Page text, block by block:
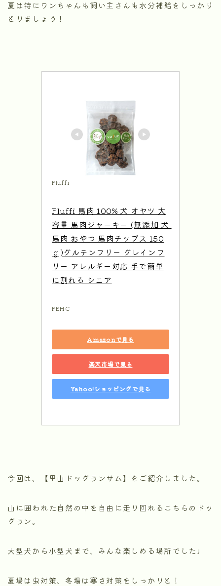
夏は特にワンちゃんも飼い主さんも水分補給をしっかり
とりましょう！
Fluffi
Fluffi 馬肉 100% 犬 オヤツ 大
容量 馬肉ジャーキー (無添加 犬
馬肉 おやつ 馬肉チップス 150
ｇ)グルテンフリー グレインフ
リー アレルギー対応 手で簡単
に割れる シニア
FEHC
Amazonで見る
楽天市場で見る
Yahoo!ショッピングで見る
今回は、【里山ドッグランサム】をご紹介しました。
山に囲われた自然の中を自由に走り回れるこちらのドッ
グラン。
大型犬から小型犬まで、みんな楽しめる場所でした♩
夏場は虫対策、冬場は寒さ対策をしっかりと！